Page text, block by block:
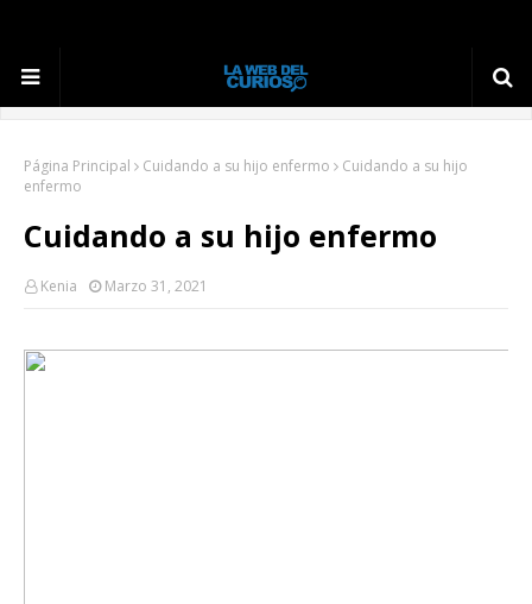
Página Principal Cuidando a su hijo enfermo
Cuidando a su hijo
enfermo
Cuidando a su hijo enfermo
Kenia Marzo 31, 2021